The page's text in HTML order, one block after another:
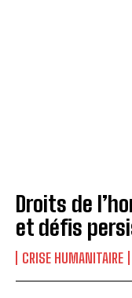
Droits de
et défis
CRISE HUMANITAIRE